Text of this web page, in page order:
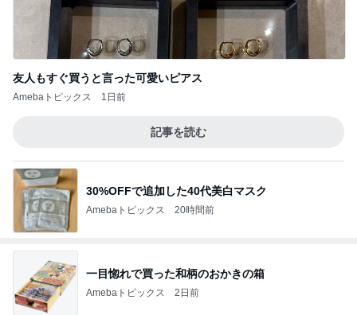
友人もすぐ買うと言った可愛いピアス
Amebaトピックス 1日前
記事を読む
30%OFFで追加した40代美白マスク
Amebaトピックス 20時間前
一目惚れで買った和柄のおかきの箱
Amebaトピックス 2日前